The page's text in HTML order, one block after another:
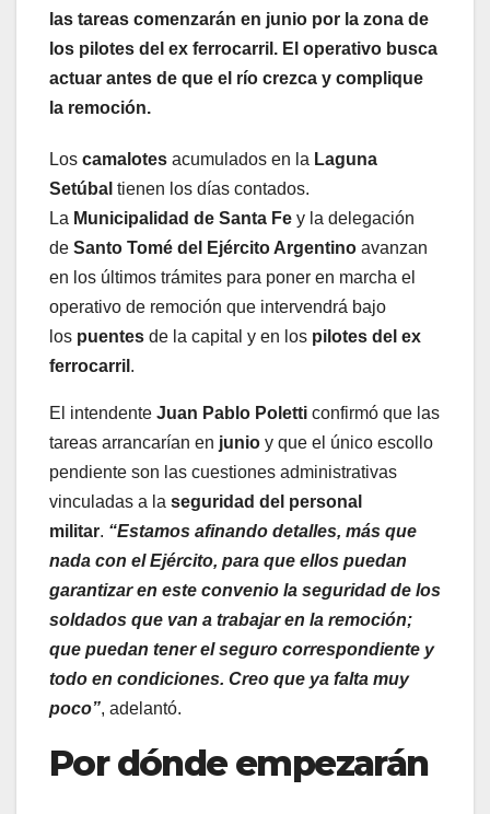
las tareas comenzarán en junio por la zona de
los pilotes del ex ferrocarril. El operativo busca
actuar antes de que el río crezca y complique
la remoción.
Los camalotes acumulados en la Laguna
Setúbal tienen los días contados.
La Municipalidad de Santa Fe y la delegación
de Santo Tomé del Ejército Argentino avanzan
en los últimos trámites para poner en marcha el
operativo de remoción que intervendrá bajo
los puentes de la capital y en los pilotes del ex
ferrocarril .
El intendente Juan Pablo Poletti confirmó que las
tareas arrancarían en junio y que el único escollo
pendiente son las cuestiones administrativas
vinculadas a la seguridad del personal
militar. “Estamos afinando detalles, más que
nada con el Ejército, para que ellos puedan
garantizar en este convenio la seguridad de los
soldados que van a trabajar en la remoción;
que puedan tener el seguro correspondiente y
todo en condiciones. Creo que ya falta muy
poco”, adelantó.
Por dónde empezarán